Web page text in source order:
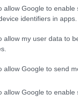
allow Google to
identifiers in apps.
allow my user data to
allow Google to send
allow Google to
elő.
hogy a
valahol